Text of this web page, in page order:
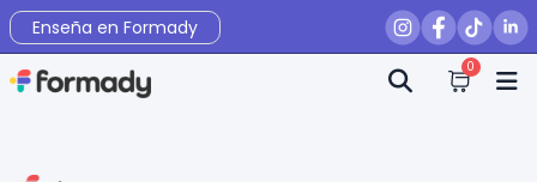
Enseña en Formady
0